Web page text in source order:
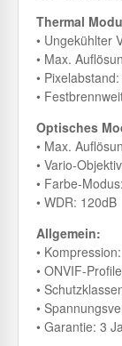
Thermal
• Ungekühlter
• Max.
•
•
Optisches
• Max.
• Vario-
• Farbe-
• WDR: 120dB
Allgemein:
•
• ONVIF-
•
•
• Garantie: 3